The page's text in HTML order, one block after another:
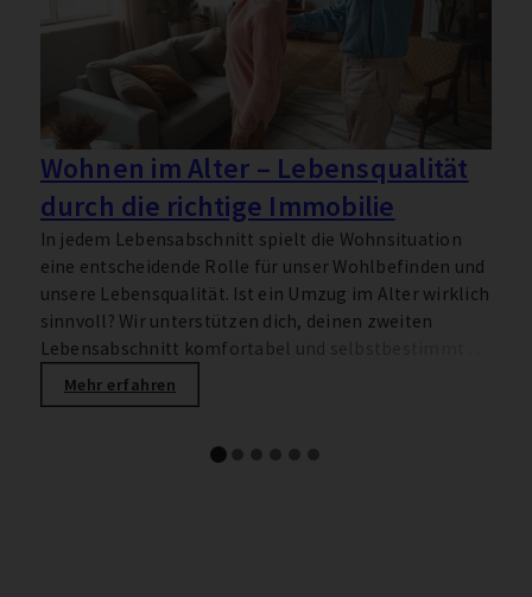
Wohnen im Alter – Lebensqualität
durch die richtige Immobilie
In jedem Lebensabschnitt spielt die Wohnsituation
eine entscheidende Rolle für unser Wohlbefinden und
unsere Lebensqualität. Ist ein Umzug im Alter wirklich
sinnvoll? Wir unterstützen dich, deinen zweiten
Lebensabschnitt komfortabel und selbstbestimmt zu
gestalten.
Mehr erfahren